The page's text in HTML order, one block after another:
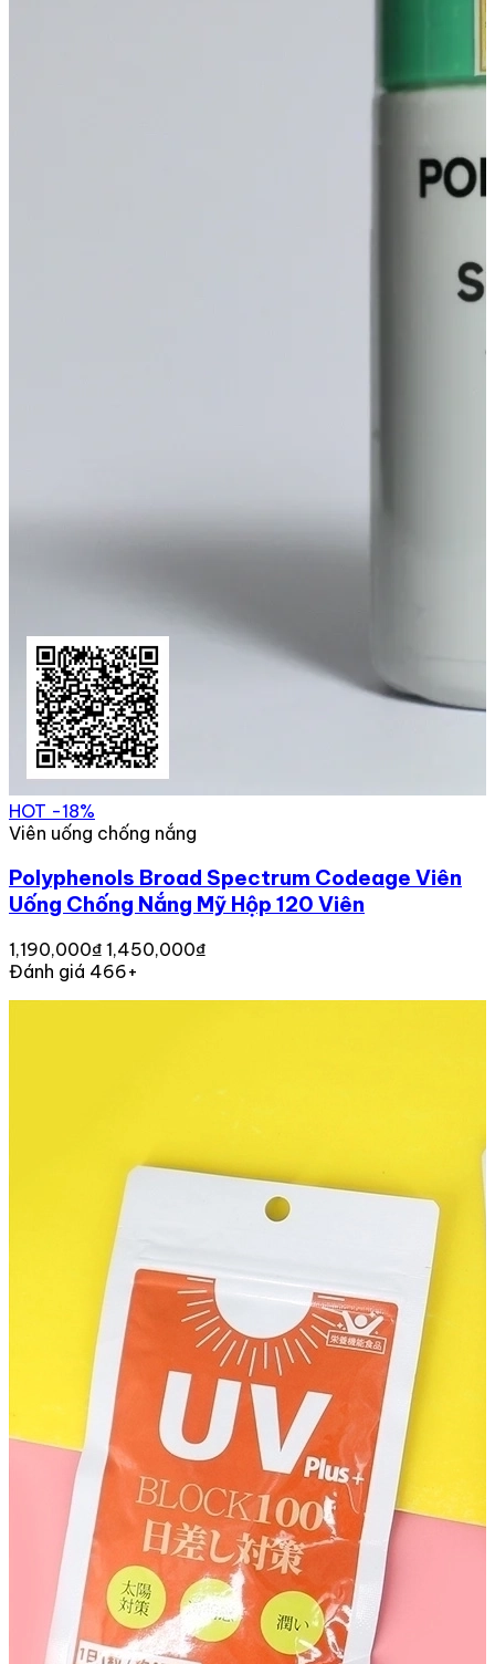
HOT -18%
Viên uống chống nắng
Polyphenols Broad Spectrum Codeage Viên
Uống Chống Nắng Mỹ Hộp 120 Viên
1,190,000₫ 1,450,000₫
Đánh giá 466+